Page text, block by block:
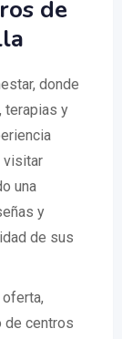
de
donde
terapias y
visitar
una
y
de sus
de centros